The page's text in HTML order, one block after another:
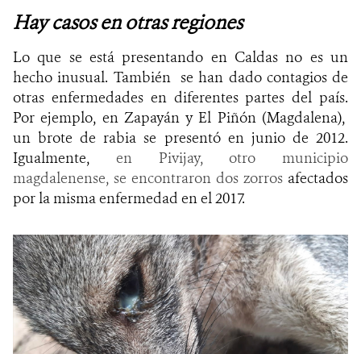
Hay casos en otras regiones
Lo que se está presentando en Caldas no es un
hecho inusual. También se han dado contagios de
otras enfermedades en diferentes partes del país.
Por ejemplo, en Zapayán y El Piñón (Magdalena),
un brote de rabia se presentó en junio de 2012.
Igualmente, en Pivijay, otro municipio
magdalenense, se encontraron dos zorros afectados
por la misma enfermedad en el 2017.